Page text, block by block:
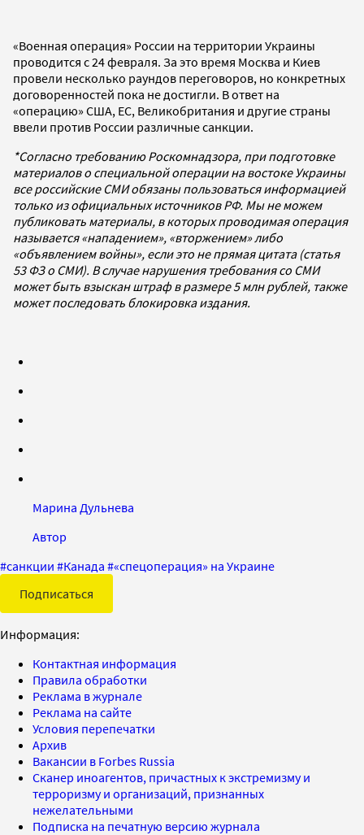
«Военная операция» России на территории Украины
проводится с 24 февраля. За это время Москва и Киев
провели несколько раундов переговоров, но конкретных
договоренностей пока не достигли. В ответ на
«операцию» США, ЕС, Великобритания и другие страны
ввели против России различные санкции.
*Согласно требованию Роскомнадзора, при подготовке
материалов о специальной операции на востоке Украины
все российские СМИ обязаны пользоваться информацией
только из официальных источников РФ. Мы не можем
публиковать материалы, в которых проводимая операция
называется «нападением», «вторжением» либо
«объявлением войны», если это не прямая цитата (статья
53 ФЗ о СМИ). В случае нарушения требования со СМИ
может быть взыскан штраф в размере 5 млн рублей, также
может последовать блокировка издания.
Марина Дульнева
Автор
#санкции #Канада #«спецоперация» на Украине
Подписаться
Информация:
Контактная информация
Правила обработки
Реклама в журнале
Реклама на сайте
Условия перепечатки
Архив
Вакансии в Forbes Russia
Сканер иноагентов, причастных к экстремизму и
терроризму и организаций, признанных
нежелательными
Подписка на печатную версию журнала